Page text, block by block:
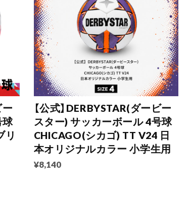
ー
球
リ
【公式】DERBYSTAR(ダービー
スター) サッカーボール 4号球
CHICAGO(シカゴ) TT V24 日
本オリジナルカラー 小学生用
¥8,140